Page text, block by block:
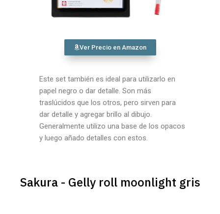
Ver Precio en Amazon
Este set también es ideal para utilizarlo en
papel negro o dar detalle. Son más
traslúcidos que los otros, pero sirven para
dar detalle y agregar brillo al dibujo.
Generalmente utilizo una base de los opacos
y luego añado detalles con estos.
Sakura - Gelly roll moonlight gris